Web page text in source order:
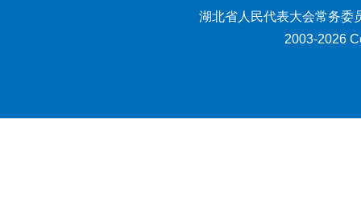
湖北省人民代表大会常务委
2003-2026